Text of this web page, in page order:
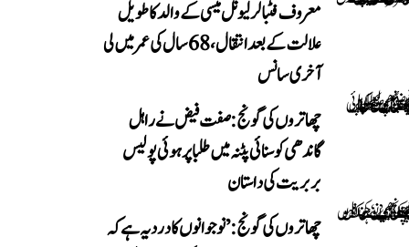
معروف فٹبالر لیونل میسی کے والد کا طویل
علالت کے بعد انتقال، 68 سال کی عمر میں لی
آخری سانس
چھاتروں کی گونج: صفت فیض نے راہل
گاندھی کو سنائی پٹنہ میں طلبا پر ہوئی پولیس
بربریت کی داستان
چھاتروں کی گونج: ’نوجوانوں کا درد یہ ہے کہ